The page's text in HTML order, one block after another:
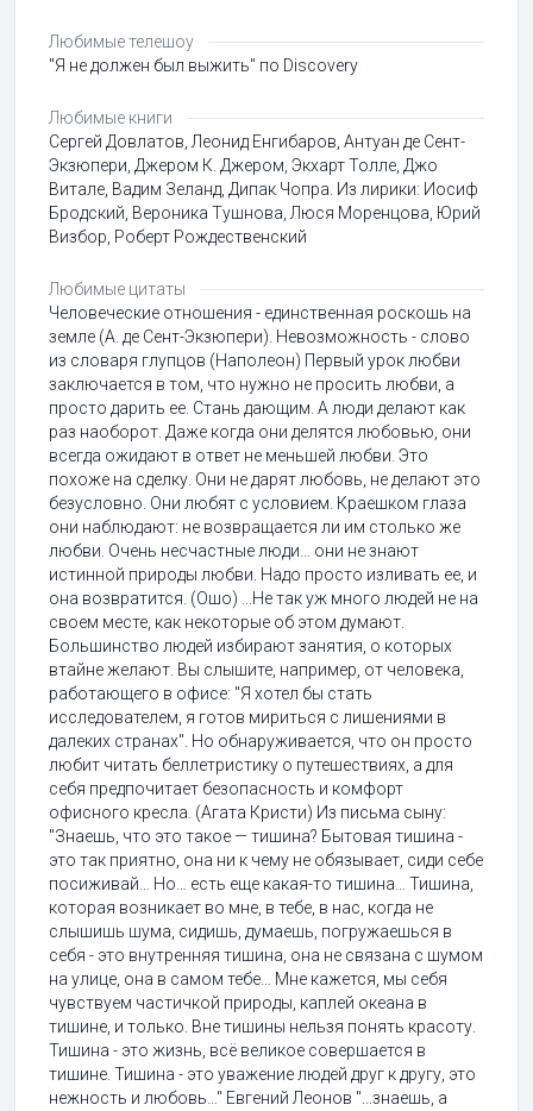
Любимые телешоу
"Я не должен был выжить" по Discovery
Любимые книги
Сергей Довлатов, Леонид Енгибаров, Антуан де Сент-
Экзюпери, Джером К. Джером, Экхарт Толле, Джо
Витале, Вадим Зеланд, Дипак Чопра. Из лирики: Иосиф
Бродский, Вероника Тушнова, Люся Моренцова, Юрий
Визбор, Роберт Рождественский
Любимые цитаты
Человеческие отношения - единственная роскошь на
земле (А. де Сент-Экзюпери). Невозможность - слово
из словаря глупцов (Наполеон) Первый урок любви
заключается в том, что нужно не просить любви, а
просто дарить ее. Стань дающим. А люди делают как
раз наоборот. Даже когда они делятся любовью, они
всегда ожидают в ответ не меньшей любви. Это
похоже на сделку. Они не дарят любовь, не делают это
безусловно. Они любят с условием. Краешком глаза
они наблюдают: не возвращается ли им столько же
любви. Очень несчастные люди… они не знают
истинной природы любви. Надо просто изливать ее, и
она возвратится. (Ошо) ...Не так уж много людей не на
своем месте, как некоторые об этом думают.
Большинство людей избирают занятия, о которых
втайне желают. Вы слышите, например, от человека,
работающего в офисе: "Я хотел бы стать
исследователем, я готов мириться с лишениями в
далеких странах". Но обнаруживается, что он просто
любит читать беллетристику о путешествиях, а для
себя предпочитает безопасность и комфорт
офисного кресла. (Агата Кристи) Из письма сыну:
"Знаешь, что это такое — тишина? Бытовая тишина -
это так приятно, она ни к чему не обязывает, сиди себе
посиживай… Но… есть еще какая-то тишина… Тишина,
которая возникает во мне, в тебе, в нас, когда не
слышишь шума, сидишь, думаешь, погружаешься в
себя - это внутренняя тишина, она не связана с шумом
на улице, она в самом тебе… Мне кажется, мы себя
чувствуем частичкой природы, каплей океана в
тишине, и только. Вне тишины нельзя понять красоту.
Тишина - это жизнь, всё великое совершается в
тишине. Тишина - это уважение людей друг к другу, это
нежность и любовь…" Евгений Леонов "...знаешь, а